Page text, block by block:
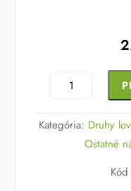
množstvo
Choice
Kategória: Druhy
Ostatné